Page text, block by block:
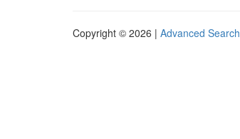
Copyright © 2026 | Advanced Search